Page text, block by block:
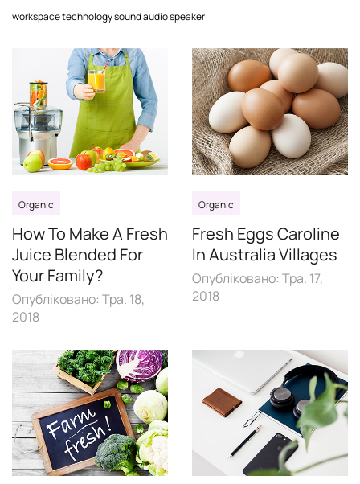
Organic
How To Make A Fresh
Juice Blended For
Your Family?
Опубліковано: Тра. 18,
2018
Organic
Fresh Eggs Caroline
In Australia Villages
Опубліковано: Тра. 17,
2018
workspacetechnologysoundaudiospeaker